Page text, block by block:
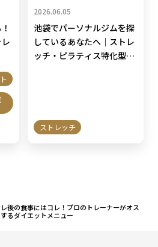
2026.06.05
池袋でパーソナルジムを探
しているあなたへ｜ストレ
ッチ・ピラティス特化型が
ストレッチ
後の食事にはコレ！プロのトレーナーがオス
るダイエットメニュー